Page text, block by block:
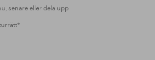
senare eller dela upp